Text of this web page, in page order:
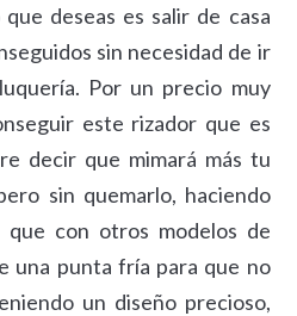
deseas es salir de casa
sin necesidad de ir
Por un precio muy
este rizador que es
decir que mimará más tu
sin quemarlo, haciendo
que con otros modelos de
una punta fría para que no
un diseño precioso,